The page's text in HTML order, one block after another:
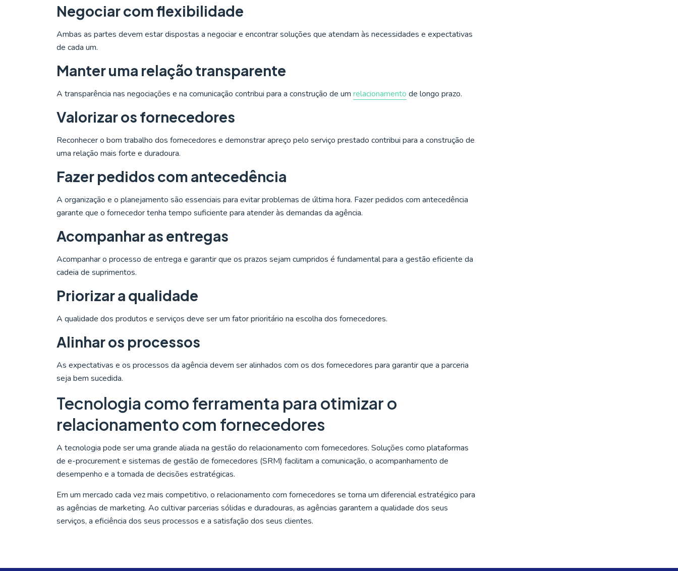
Negociar com flexibilidade
Ambas as partes devem estar dispostas a negociar e encontrar soluções que atendam às necessidades e expectativas
de cada um.
Manter uma relação transparente
A transparência nas negociações e na comunicação contribui para a construção de um relacionamento de longo prazo.
Valorizar os fornecedores
Reconhecer o bom trabalho dos fornecedores e demonstrar apreço pelo serviço prestado contribui para a construção de
uma relação mais forte e duradoura.
Fazer pedidos com antecedência
A organização e o planejamento são essenciais para evitar problemas de última hora. Fazer pedidos com antecedência
garante que o fornecedor tenha tempo suficiente para atender às demandas da agência.
Acompanhar as entregas
Acompanhar o processo de entrega e garantir que os prazos sejam cumpridos é fundamental para a gestão eficiente da
cadeia de suprimentos.
Priorizar a qualidade
A qualidade dos produtos e serviços deve ser um fator prioritário na escolha dos fornecedores.
Alinhar os processos
As expectativas e os processos da agência devem ser alinhados com os dos fornecedores para garantir que a parceria
seja bem sucedida.
Tecnologia como ferramenta para otimizar o
relacionamento com fornecedores
A tecnologia pode ser uma grande aliada na gestão do relacionamento com fornecedores. Soluções como plataformas
de e-procurement e sistemas de gestão de fornecedores (SRM) facilitam a comunicação, o acompanhamento de
desempenho e a tomada de decisões estratégicas.
Em um mercado cada vez mais competitivo, o relacionamento com fornecedores se torna um diferencial estratégico para
as agências de marketing. Ao cultivar parcerias sólidas e duradouras, as agências garantem a qualidade dos seus
serviços, a eficiência dos seus processos e a satisfação dos seus clientes.